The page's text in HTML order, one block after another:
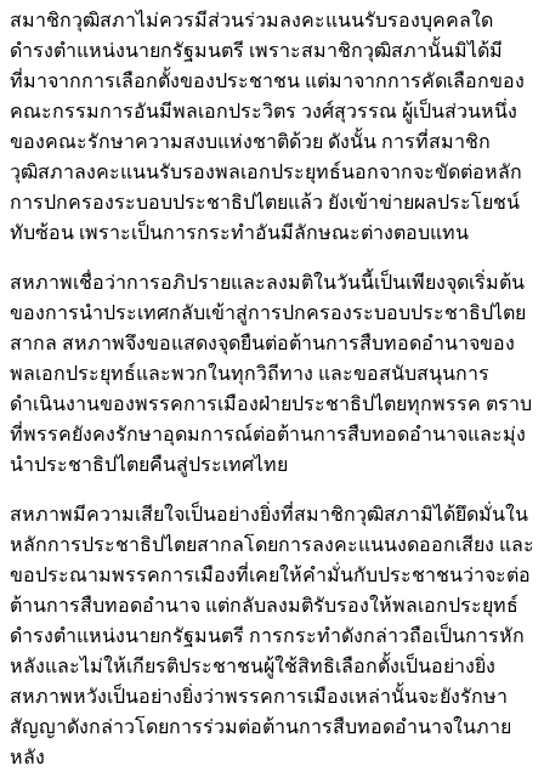
สมาชิกวุฒิสภาไม่ควรมีส่วนร่วมลงคะแนนรับรองบุคคลใด
ดำรงตำแหน่งนายกรัฐมนตรี เพราะสมาชิกวุฒิสภานั้นมิได้มี
ที่มาจากการเลือกตั้งของประชาชน แต่มาจากการคัดเลือกของ
คณะกรรมการอันมีพลเอกประวิตร วงศ์สุวรรณ ผู้เป็นส่วนหนึ่ง
ของคณะรักษาความสงบแห่งชาติด้วย ดังนั้น การที่สมาชิก
วุฒิสภาลงคะแนนรับรองพลเอกประยุทธ์นอกจากจะขัดต่อหลัก
การปกครองระบอบประชาธิปไตยแล้ว ยังเข้าข่ายผลประโยชน์
ทับซ้อน เพราะเป็นการกระทำอันมีลักษณะต่างตอบแทน
สหภาพเชื่อว่าการอภิปรายและลงมติในวันนี้เป็นเพียงจุดเริ่มต้น
ของการนำประเทศกลับเข้าสู่การปกครองระบอบประชาธิปไตย
สากล สหภาพจึงขอแสดงจุดยืนต่อต้านการสืบทอดอำนาจของ
พลเอกประยุทธ์และพวกในทุกวิถีทาง และขอสนับสนุนการ
ดำเนินงานของพรรคการเมืองฝ่ายประชาธิปไตยทุกพรรค ตราบ
ที่พรรคยังคงรักษาอุดมการณ์ต่อต้านการสืบทอดอำนาจและมุ่ง
นำประชาธิปไตยคืนสู่ประเทศไทย
สหภาพมีความเสียใจเป็นอย่างยิ่งที่สมาชิกวุฒิสภามิได้ยึดมั่นใน
หลักการประชาธิปไตยสากลโดยการลงคะแนนงดออกเสียง และ
ขอประณามพรรคการเมืองที่เคยให้คำมั่นกับประชาชนว่าจะต่อ
ต้านการสืบทอดอำนาจ แต่กลับลงมติรับรองให้พลเอกประยุทธ์
ดำรงตำแหน่งนายกรัฐมนตรี การกระทำดังกล่าวถือเป็นการหัก
หลังและไม่ให้เกียรติประชาชนผู้ใช้สิทธิเลือกตั้งเป็นอย่างยิ่ง
สหภาพหวังเป็นอย่างยิ่งว่าพรรคการเมืองเหล่านั้นจะยังรักษา
สัญญาดังกล่าวโดยการร่วมต่อต้านการสืบทอดอำนาจในภาย
หลัง